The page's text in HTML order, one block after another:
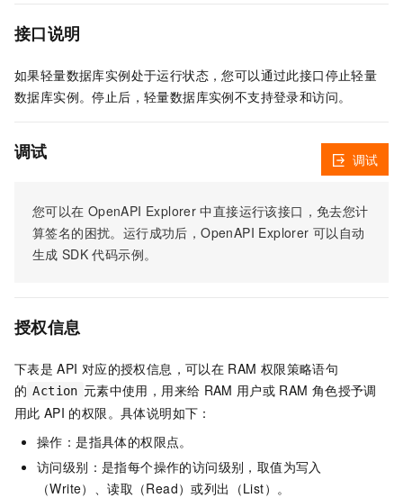
接口说明
如果轻量数据库实例处于运行状态，您可以通过此接口停止轻量
数据库实例。停止后，轻量数据库实例不支持登录和访问。
调试
您可以在 OpenAPI Explorer 中直接运行该接口，免去您计
算签名的困扰。运行成功后，OpenAPI Explorer 可以自动
生成 SDK 代码示例。
调试
授权信息
下表是 API 对应的授权信息，可以在 RAM 权限策略语句
的 Action 元素中使用，用来给 RAM 用户或 RAM 角色授予调
用此 API 的权限。具体说明如下：
操作：是指具体的权限点。
访问级别：是指每个操作的访问级别，取值为写入
（Write）、读取（Read）或列出（List）。